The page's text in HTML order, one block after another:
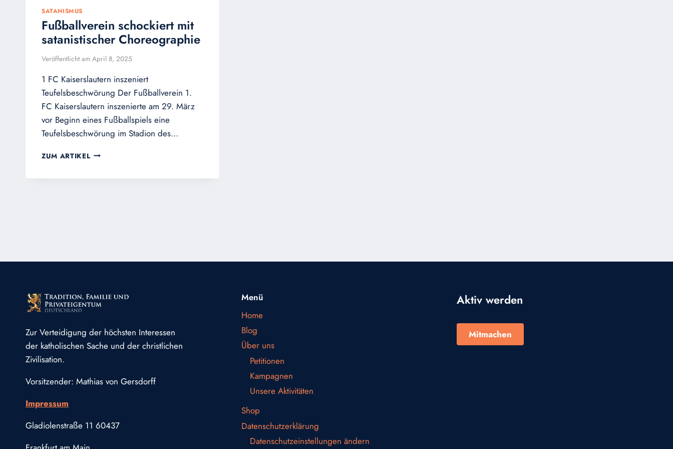
SATANISMUS
Fußballverein schockiert mit
satanistischer Choreographie
Veröffentlicht am April 8, 2025
1 FC Kaiserslautern inszeniert
Teufelsbeschwörung Der Fußballverein 1.
FC Kaiserslautern inszenierte am 29. März
vor Beginn eines Fußballspiels eine
Teufelsbeschwörung im Stadion des…
ZUM ARTIKEL FUSSBALLVEREIN S
Zur Verteidigung der höchsten Interessen
der katholischen Sache und der christlichen
Zivilisation.
Vorsitzender: Mathias von Gersdorff
Impressum
Gladiolenstraße 11 60437
Menü
Home
Blog
Über uns
Petitionen
Kampagnen
Unsere Aktivitäten
Shop
Datenschutzerklärung
Datenschutzeinstellungen ändern
Aktiv werden
Mitmachen